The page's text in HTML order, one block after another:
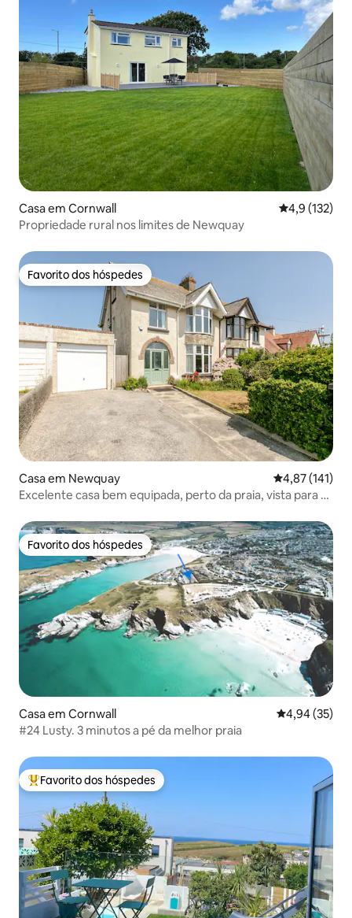
Casa em Cornwall Classificação
4,9 (132)
Propriedade rural nos limites de Newquay
Favorito dos hóspedes
Favorito dos hóspedes
Casa em Newquay Classificação
4,87 (141)
Excelente casa bem equipada, perto da praia, vista para o
Favorito dos hóspedes
Favorito dos hóspedes
Casa em Cornwall Classificação
4,94 (35)
#24 Lusty. 3 minutos a pé da melhor praia
Favoritos dos hóspedes mais apreciados
Favorito dos hóspedes